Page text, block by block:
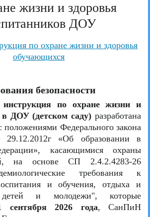
жизни и здоровья
ДОУ
по охране жизни и здоровья
обучающихся
безопасности
инструкция по охране жизни и
в ДОУ (детском саду) разработана
положениями Федерального закона
«Об образовании в
касающимися охраны
на основе СП 2.4.2.4283-26
требования к
и обучения, отдыха и
детей и молодежи", которые
сентября 2026 года, СанПиН